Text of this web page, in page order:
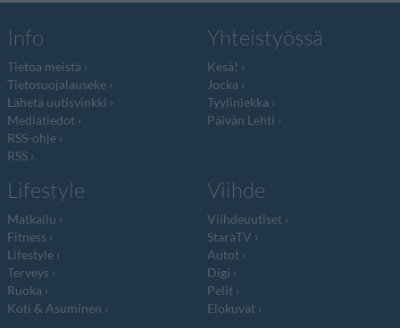
Info
Tietoa meistä
Tietosuojalauseke
Lähetä uutisvinkki
Mediatiedot
RSS-ohje
RSS
Yhteistyössä
Kesä!
Jocka
Tyyliniekka
Päivän Lehti
Lifestyle
Matkailu
Fitness
Lifestyle
Terveys
Ruoka
Koti & Asuminen
Viihde
Viihdeuutiset
StaraTV
Autot
Digi
Pelit
Elokuvat